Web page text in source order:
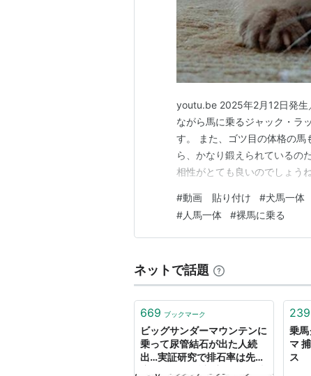
youtu.be 2025年2月12日発生
ながら馬に乗るジャック・ラ
す。 また、ゴツ目の体格の馬
ら、かなり鍛えられているの
相性がとても良いのでしょう
なせないのではないでしょう
るようですから、スゴいと思
#動画 貼り付け #犬馬一体
#人馬一体 #裸馬に乗る
ネットで話題
669 ブックマーク
ビッグサンダーマウンテンに
乗って尿管結石が出た人続
出…実証研究で排石率は先頭
239
乗馬
マ
ス